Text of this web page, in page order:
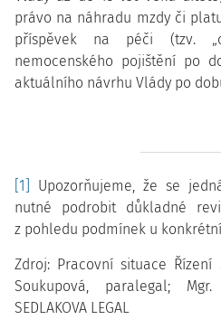
právo na náhradu mzdy či
příspěvek na péči (tzv.
nemocenského pojištění po
aktuálního návrhu Vlády po
[1]
Upozorňujeme, že se
nutné podrobit důkladné
z pohledu podmínek u
Zdroj: Pracovní situace
Soukupová, paralegal;
SEDLAKOVA LEGAL